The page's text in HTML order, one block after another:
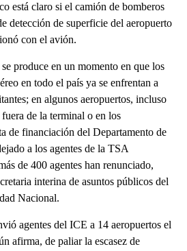
está claro si el camión de bomberos
detección de superficie del aeropuerto
con el avión.
produce en un momento en que los
en todo el país ya se enfrentan a
en algunos aeropuertos, incluso
de la terminal o en los
de financiación del Departamento de
a los agentes de la TSA
de 400 agentes han renunciado,
interina de asuntos públicos del
Nacional.
agentes del ICE a 14 aeropuertos el
afirma, de paliar la escasez de